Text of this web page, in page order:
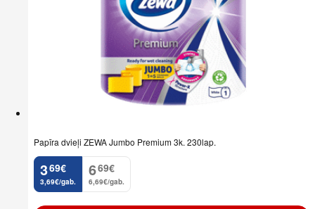
Papīra dvieļi ZEWA Jumbo Premium 3k. 230lap.
3
. 69€
3,69€/gab.
6
. 69€
6,69€/gab.